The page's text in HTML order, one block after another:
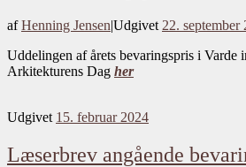
afHenning Jensen|Udgivet 22. september
Uddelingen af årets bevaringspris i
Arkitekturens Dag her
Udgivet 15. februar 2024
Læserbrev angående